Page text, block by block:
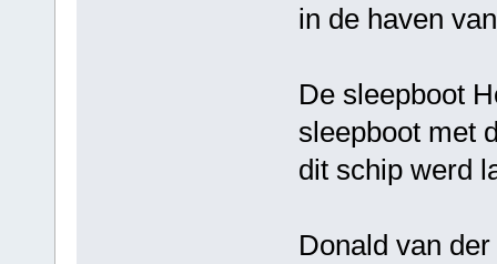
in de haven
De sleepboot
sleepboot met
dit schip werd
Donald van